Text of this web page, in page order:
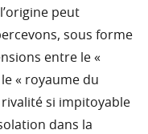
peut
sous forme
entre le «
« royaume du
rivalité si impitoyable
dans la